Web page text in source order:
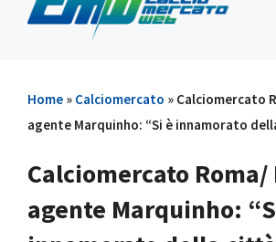
contenuto
Home » Calciomercato » Calciomercato
agente Marquinho: “Si è innamorato
Calciomercato Roma/
agente Marquinho: